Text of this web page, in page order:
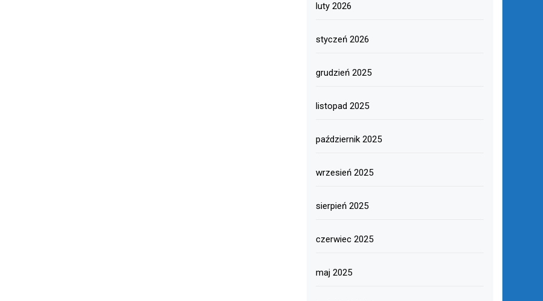
luty 2026
styczeń 2026
grudzień 2025
listopad 2025
październik 2025
wrzesień 2025
sierpień 2025
czerwiec 2025
maj 2025